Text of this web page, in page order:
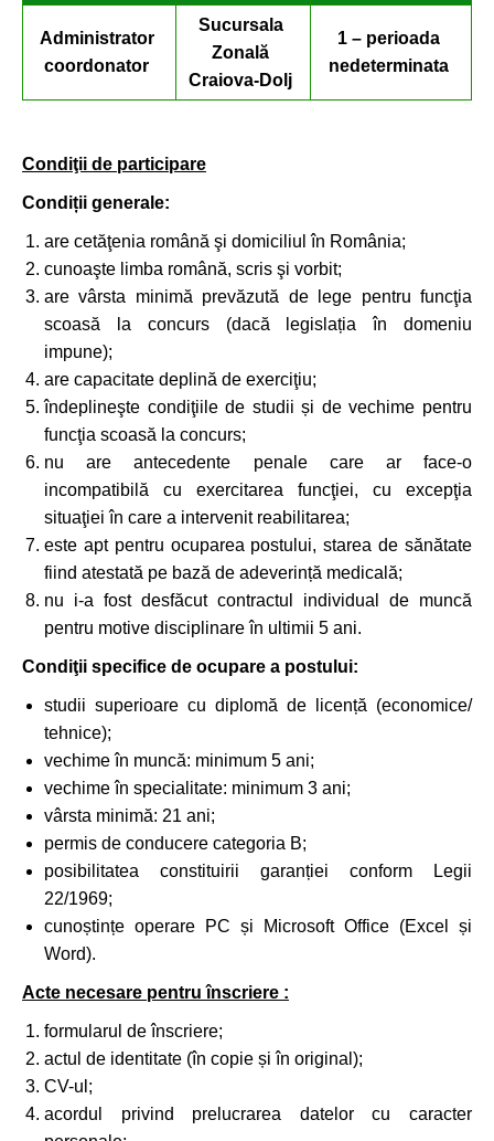
Administrator
coordonator
Sucursala
Zonal ă
Craiova-Dolj
1 – perioada
nedeterminata
Condiţii de participare
Condiții generale:
are cetăţenia română şi domiciliul în România;
cunoaşte limba română, scris şi vorbit;
are vârsta minimă prevăzută de lege pentru funcţia
scoasă la concurs (dacă legislația în domeniu
impune);
are capacitate deplină de exerciţiu;
îndeplineşte condiţiile de studii și de vechime pentru
funcţia scoasă la concurs;
nu are antecedente penale care ar face-o
incompatibilă cu exercitarea funcţiei, cu excepţia
situaţiei în care a intervenit reabilitarea;
este apt pentru ocuparea postului, starea de sănătate
fiind atestată pe bază de adeverință medicală;
nu i-a fost desfăcut contractul individual de muncă
pentru motive disciplinare în ultimii 5 ani.
Condiţii specifice de ocupare a postului:
studii superioare cu diplomă de licență (economice/
tehnice);
vechime în muncă: minimum 5 ani;
vechime în specialitate: minimum 3 ani;
vârsta minimă: 21 ani;
permis de conducere categoria B;
posibilitatea constituirii garanției conform Legii
22/1969;
cunoștințe operare PC și Microsoft Office (Excel și
Word).
Acte necesare pentru înscriere :
formularul de înscriere;
actul de identitate (în copie și în original);
CV-ul;
acordul privind prelucrarea datelor cu caracter